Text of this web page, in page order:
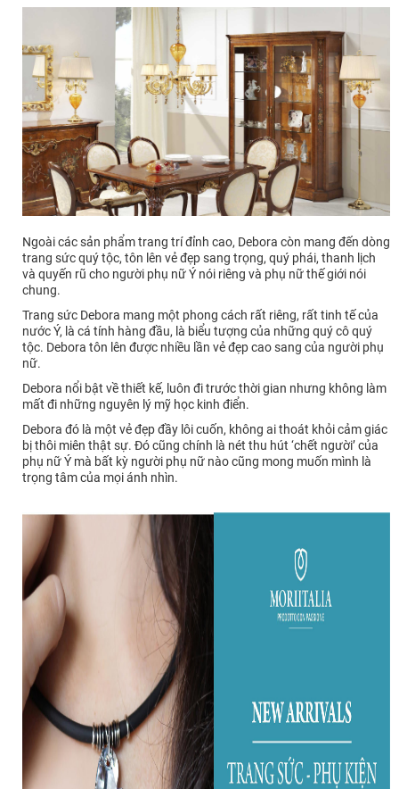
Ngoài các sản phẩm trang trí đỉnh cao, Debora còn mang đến dòng
trang sức quý tộc, tôn lên vẻ đẹp sang trọng, quý phái, thanh lịch
và quyến rũ cho người phụ nữ Ý nói riêng và phụ nữ thế giới nói
chung.
Trang sức Debora mang một phong cách rất riêng, rất tinh tế của
nước Ý, là cá tính hàng đầu, là biểu tượng của những quý cô quý
tộc. Debora tôn lên được nhiều lần vẻ đẹp cao sang của người phụ
nữ.
Debora nổi bật về thiết kế, luôn đi trước thời gian nhưng không làm
mất đi những nguyên lý mỹ học kinh điển.
Debora đó là một vẻ đẹp đầy lôi cuốn, không ai thoát khỏi cảm giác
bị thôi miên thật sự. Đó cũng chính là nét thu hút ‘chết người’ của
phụ nữ Ý mà bất kỳ người phụ nữ nào cũng mong muốn mình là
trọng tâm của mọi ánh nhìn.